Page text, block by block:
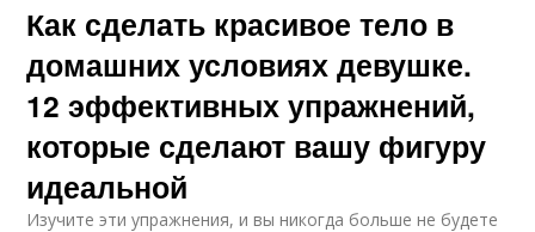
Как сделать красивое тело в
домашних условиях девушке.
12 эффективных упражнений,
которые сделают вашу фигуру
идеальной
Изучите эти упражнения, и вы никогда больше не будете